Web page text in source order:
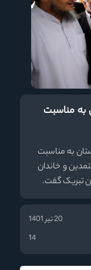
به مناسبت
به مناسبت
و خاندان
تبریک گفت.
20 تیر 1401
14